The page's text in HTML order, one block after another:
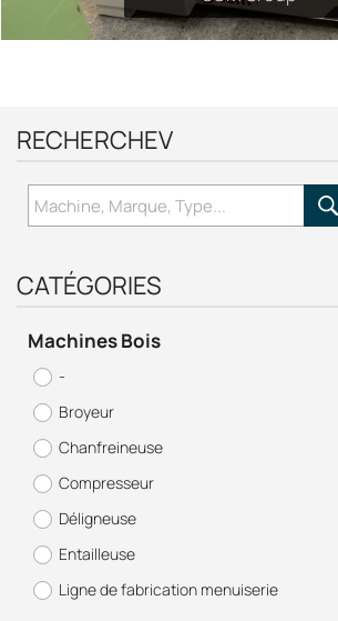
RECHERCHEV
CATÉGORIES
Machines Bois
-
Broyeur
Chanfreineuse
Compresseur
Déligneuse
Entailleuse
Ligne de fabrication menuiserie